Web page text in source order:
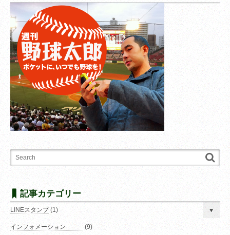
記事カテゴリー
LINEスタンプ(1)
インフォメーション (9)